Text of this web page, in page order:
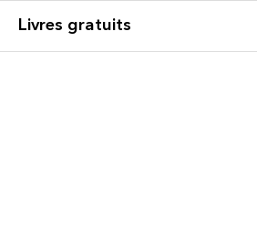
Livres gratuits